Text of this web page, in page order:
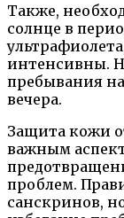
Также,
солнце в
интенсивны.
пребывания
вечера.
Защита кожи
важным
проблем.
санскринов,